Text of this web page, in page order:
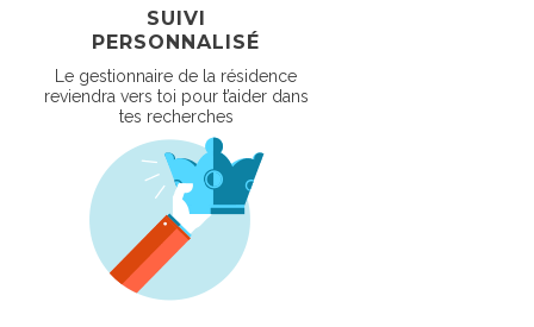
SUIVI
PERSONNALISÉ
Le gestionnaire de la résidence
reviendra vers toi pour t’aider dans
tes recherches